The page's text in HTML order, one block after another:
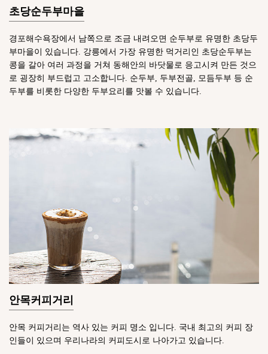
초당순두부마을
경포해수욕장에서 남쪽으로 조금 내려오면 순두부로 유명한 초당두
부마을이 있습니다. 강릉에서 가장 유명한 먹거리인 초당순두부는
콩을 갈아 여러 과정을 거쳐 동해안의 바닷물로 응고시켜 만든 것으
로 굉장히 부드럽고 고소합니다. 순두부, 두부전골, 모듬두부 등 순
두부를 비롯한 다양한 두부요리를 맛볼 수 있습니다.
안목커피거리
안목 커피거리는 역사 있는 커피 명소 입니다. 국내 최고의 커피 장
인들이 있으며 우리나라의 커피도시로 나아가고 있습니다.